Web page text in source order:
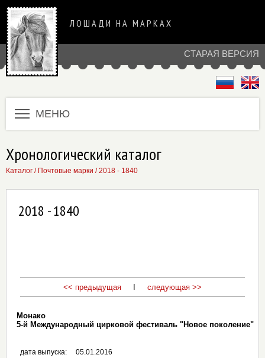
СТАРАЯ ВЕРСИЯ
ЛОШАДИ НА МАРКАХ
МЕНЮ
Хронологический каталог
Каталог / Почтовые марки /2018 - 1840
2018 - 1840
<< предыдущая следующая >>
Монако
5-й Международный цирковой фестиваль "Новое поколение"
дата выпуска:
05.01.2016